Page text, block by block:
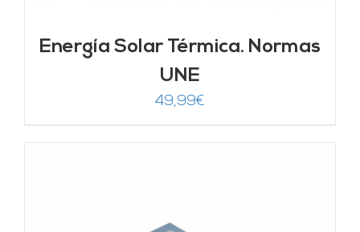
Energía Solar Térmica. Normas
UNE
49,99€